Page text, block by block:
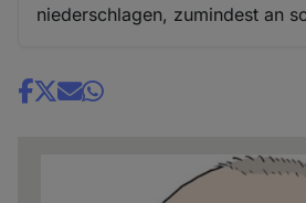
niederschlagen, zumindest an
Share